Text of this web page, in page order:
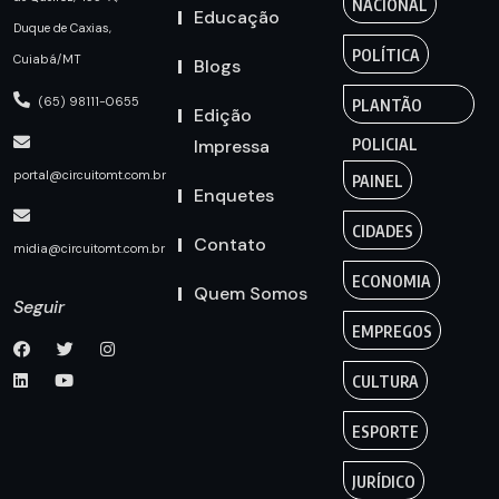
Duque de Caxias,
Cuiabá/MT
(65) 98111-0655
portal@circuitomt.com.br
midia@circuitomt.com.br
Seguir
Educação
Blogs
Edição
Impressa
Enquetes
Contato
Quem Somos
NACIONAL
POLÍTICA
PLANTÃO
POLICIAL
PAINEL
CIDADES
ECONOMIA
EMPREGOS
CULTURA
ESPORTE
JURÍDICO